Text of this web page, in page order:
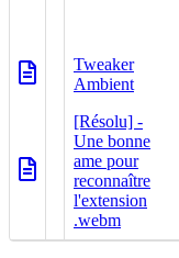
Tweaker
Ambient
[Résolu] -
Une bonne
ame pour
reconnaître
l'extension
.webm